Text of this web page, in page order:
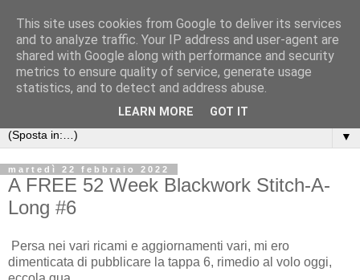
Anna's Needle Art
Quando l'incontro tra un ago ed un filo può creare una
piccola opera d'arte
▼
martedì 22 febbraio 2022
A FREE 52 Week Blackwork Stitch-A-
Long #6
Persa nei vari ricami e aggiornamenti vari, mi ero
dimenticata di pubblicare la tappa 6, rimedio al volo oggi,
This site uses cookies from Google to deliver its services
and to analyze traffic. Your IP address and user-agent are
shared with Google along with performance and security
metrics to ensure quality of service, generate usage
statistics, and to detect and address abuse.
LEARN MORE GOT IT